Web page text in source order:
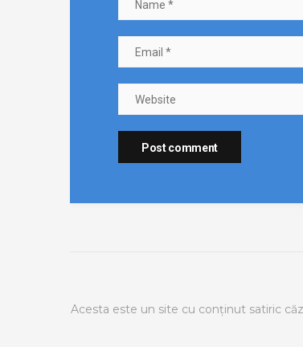
Acesta este un site cu conținut satiric